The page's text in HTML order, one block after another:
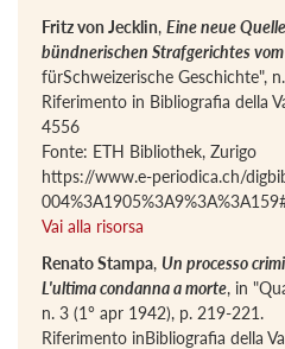
Fritz von Jecklin, Eine neue
bündnerischen Strafgerichtes
fürSchweizerische Geschichte",
Riferimento in Bibliografia della
4556
Fonte: ETH Bibliothek, Zurigo
https://www.e-periodica.ch/
Vai alla risorsa
Renato Stampa, Un processo
L'ultima condanna a morte, in
n. 3 (1° apr 1942), p. 219-221.
Riferimento inBibliografia della